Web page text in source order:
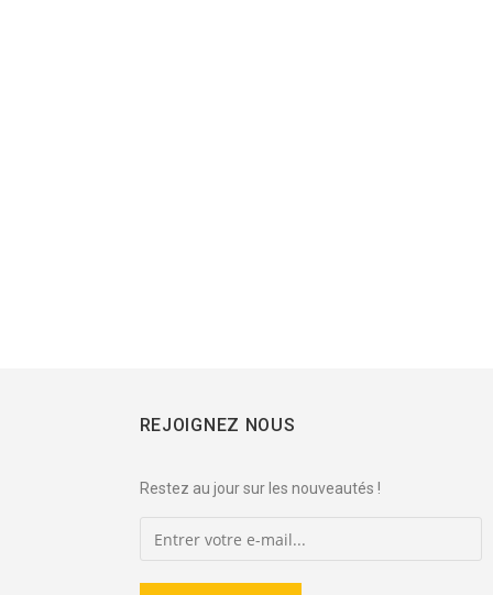
REJOIGNEZ NOUS
Restez au jour sur les nouveautés !